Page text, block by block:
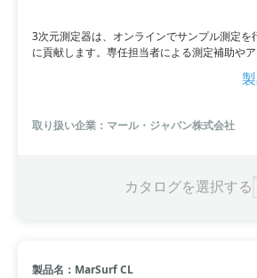
3次元測定器は、オンラインでサンプル測定を
に貢献します。専任担当者による測定補助や
ューションのご提案など、豊富なサポートが
方法に関する疑問や質問にも丁寧に解答する
試したい場合にも最適です。現在の測定機に
機を試したい方におススメな測定器です。
取り扱い企業：マール・ジャパン株式会社
カタログを選択する
製品名：MarSurf CL